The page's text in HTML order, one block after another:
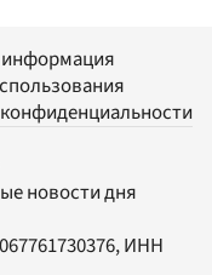
новости дня
ИНН